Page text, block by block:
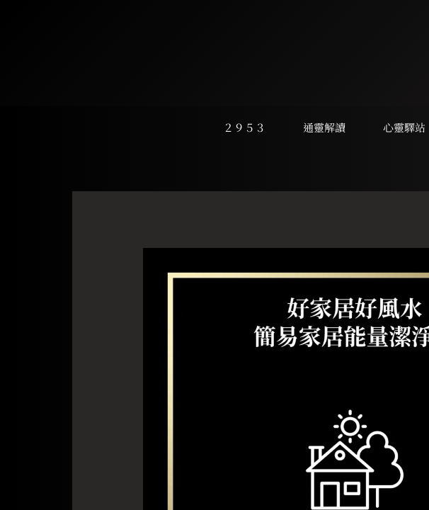
２９５３ 通靈解讀 心靈驛站